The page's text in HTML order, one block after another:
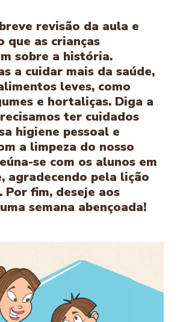
revisão da aula e
que as crianças
sobre a história.
a cuidar mais da saúde,
leves, como
e hortaliças. Diga a
ter cuidados
higiene pessoal e
a limpeza do nosso
se com os alunos em
agradecendo pela lição
Por fim, deseje aos
semana abençoada!